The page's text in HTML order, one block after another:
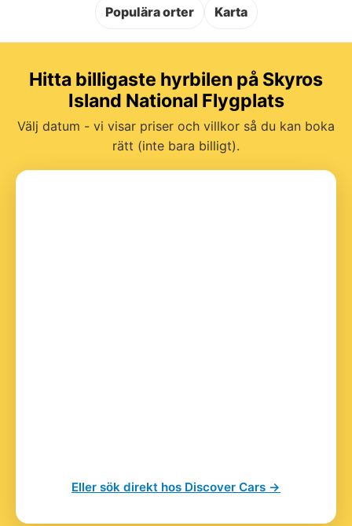
Populära orter Karta
Hitta billigaste hyrbilen på Skyros
Island National Flygplats
Välj datum - vi visar priser och villkor så du kan boka
rätt (inte bara billigt).
Eller sök direkt hos Discover Cars →